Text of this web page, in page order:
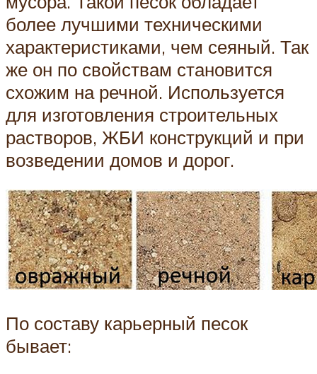
более лучшими техническими
характеристиками, чем сеяный. Так
же он по свойствам становится
схожим на речной. Используется
для изготовления строительных
растворов, ЖБИ конструкций и при
возведении домов и дорог.
По составу карьерный песок
бывает: